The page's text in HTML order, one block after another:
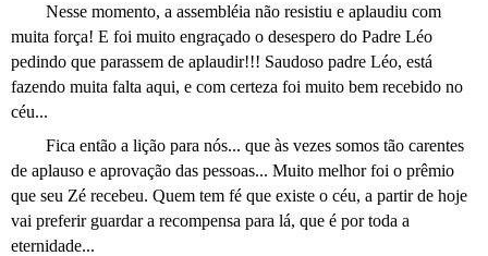
Nesse momento, a assembléia não resistiu e aplaudiu com
muita força! E foi muito engraçado o desespero do Padre Léo
pedindo que parassem de aplaudir!!! Saudoso padre Léo, está
fazendo muita falta aqui, e com certeza foi muito bem recebido no
céu...
Fica então a lição para nós... que às vezes somos tão carentes
de aplauso e aprovação das pessoas... Muito melhor foi o prêmio
que seu Zé recebeu. Quem tem fé que existe o céu, a partir de hoje
vai preferir guardar a recompensa para lá, que é por toda a
eternidade...